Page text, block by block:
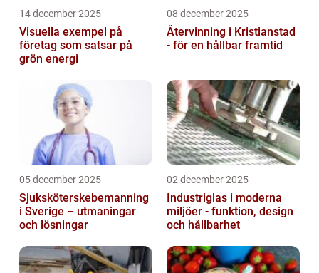
14 december 2025
Visuella exempel på
företag som satsar på
grön energi
08 december 2025
Återvinning i Kristianstad
- för en hållbar framtid
05 december 2025
Sjuksköterskebemanning
i Sverige – utmaningar
och lösningar
02 december 2025
Industriglas i moderna
miljöer - funktion, design
och hållbarhet